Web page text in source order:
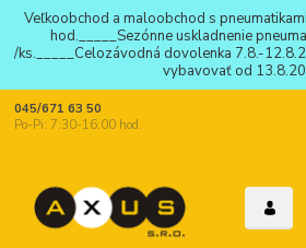
Veľkoobchod a maloobchod s
hod._____Sezónne uskladnenie
/ks._____Celozávodná dovolenka 7.8.-
vybavovať od
045/671 63 50
Po-Pi: 7:30-16:00 hod.